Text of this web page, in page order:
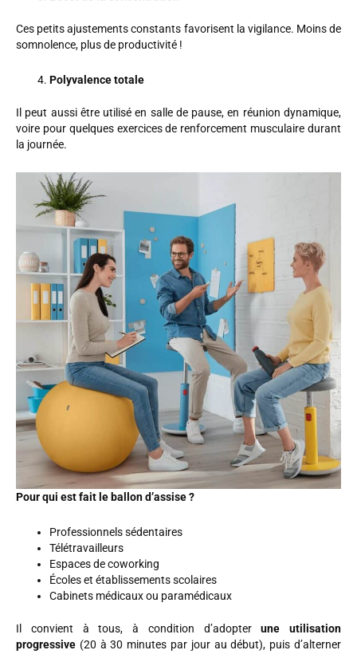
Ces petits ajustements constants favorisent la vigilance. Moins de
somnolence, plus de productivité !
Polyvalence totale
Il peut aussi être utilisé en salle de pause, en réunion dynamique,
voire pour quelques exercices de renforcement musculaire durant
la journée.
Pour qui est fait le ballon d’assise ?
Professionnels sédentaires
Télétravailleurs
Espaces de coworking
Écoles et établissements scolaires
Cabinets médicaux ou paramédicaux
Il convient à tous, à condition d’adopterune utilisation
progressive (20 à 30 minutes par jour au début), puis d’alterner